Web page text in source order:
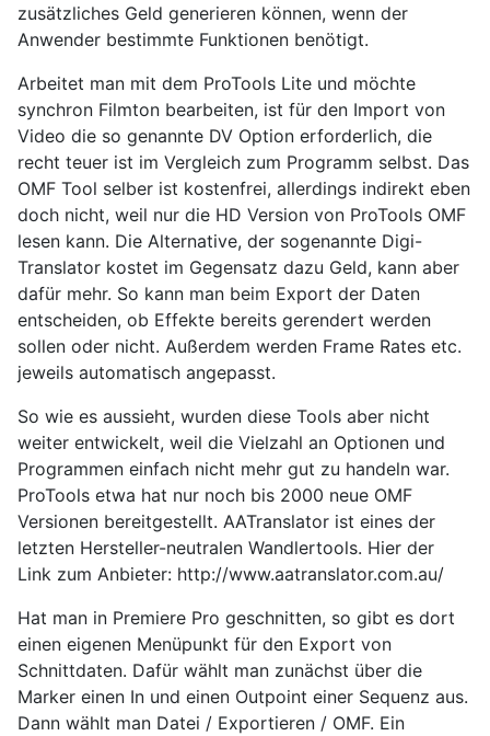
zusätzliches Geld generieren können, wenn der
Anwender bestimmte Funktionen benötigt.
Arbeitet man mit dem ProTools Lite und möchte
synchron Filmton bearbeiten, ist für den Import von
Video die so genannte DV Option erforderlich, die
recht teuer ist im Vergleich zum Programm selbst. Das
OMF Tool selber ist kostenfrei, allerdings indirekt eben
doch nicht, weil nur die HD Version von ProTools OMF
lesen kann. Die Alternative, der sogenannte Digi-
Translator kostet im Gegensatz dazu Geld, kann aber
dafür mehr. So kann man beim Export der Daten
entscheiden, ob Effekte bereits gerendert werden
sollen oder nicht. Außerdem werden Frame Rates etc.
jeweils automatisch angepasst.
So wie es aussieht, wurden diese Tools aber nicht
weiter entwickelt, weil die Vielzahl an Optionen und
Programmen einfach nicht mehr gut zu handeln war.
ProTools etwa hat nur noch bis 2000 neue OMF
Versionen bereitgestellt. AATranslator ist eines der
letzten Hersteller-neutralen Wandlertools. Hier der
Link zum Anbieter: http://www.aatranslator.com.au/
Hat man in Premiere Pro geschnitten, so gibt es dort
einen eigenen Menüpunkt für den Export von
Schnittdaten. Dafür wählt man zunächst über die
Marker einen In und einen Outpoint einer Sequenz aus.
Dann wählt man Datei / Exportieren / OMF. Ein